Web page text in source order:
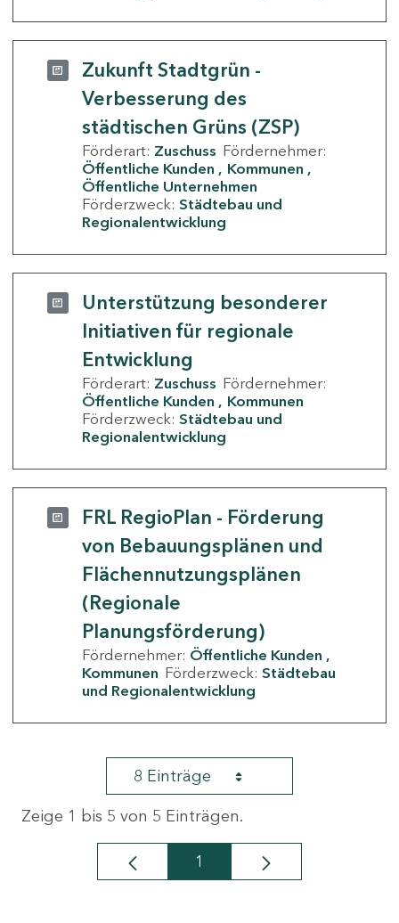
Zukunft Stadtgrün -
Verbesserung des
städtischen Grüns (ZSP)
Förderart: Zuschuss Fördernehmer:
Öffentliche Kunden
Kommunen
Öffentliche Unternehmen
Förderzweck: Städtebau und
Regionalentwicklung
Unterstützung besonderer
Initiativen für regionale
Entwicklung
Förderart: Zuschuss Fördernehmer:
Öffentliche Kunden
Kommunen
Förderzweck: Städtebau und
Regionalentwicklung
FRL RegioPlan - Förderung
von Bebauungsplänen und
Flächennutzungsplänen
(Regionale
Planungsförderung)
Fördernehmer: Öffentliche Kunden
Kommunen Förderzweck: Städtebau
und Regionalentwicklung
8 Einträge
Zeige 1 bis 5 von 5 Einträgen.
Seite
1